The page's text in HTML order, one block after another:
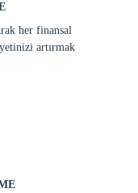
her finansal
artırmak